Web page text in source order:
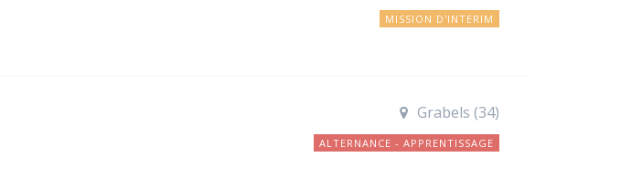
MISSION D'INTERIM
Grabels (34)
ALTERNANCE - APPRENTISSAGE